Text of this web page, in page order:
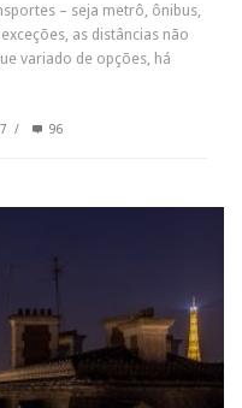
– seja metrô, ônibus,
as distâncias não
variado de opções, há
/ 96